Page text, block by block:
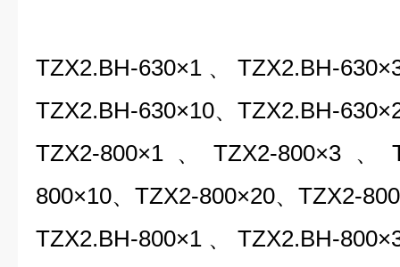
TZX2.BH-630×1 、 TZX2.BH-
TZX2.BH-630×10、 TZX2.BH-
TZX2-800×1 、TZX2-800×3 、
800×10、 TZX2-800×20、 TZX2-
TZX2.BH-800×1 、 TZX2.BH-